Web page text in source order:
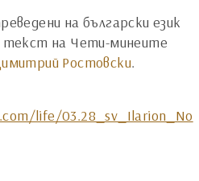
на български език
текст на Чети-минеите
Ростовски.
life/03.28_sv_Ilarion_No